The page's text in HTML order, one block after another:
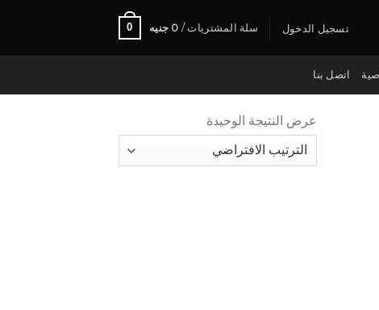
تسجيل الدخول سلة المشتريات / 0 جنيه 0
اتصل بنا
عرض النتيجة الوحيدة